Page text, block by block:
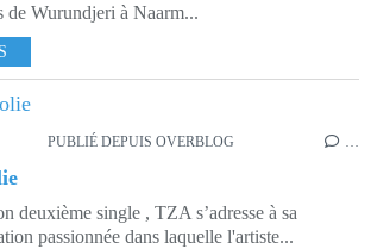
de Wurundjeri à Naarm...
PUBLIÉ DEPUIS OVERBLOG …
deuxième single , TZA s’adresse à sa
passionnée dans laquelle l'artiste...